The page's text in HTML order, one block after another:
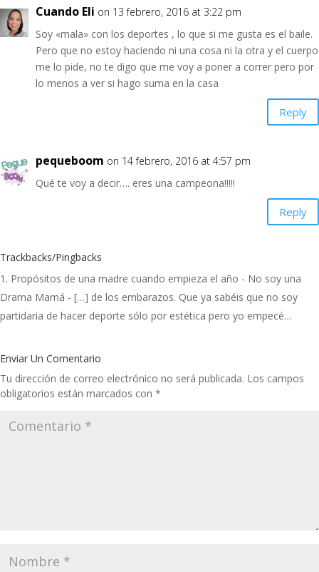
Cuando Eli on 13 febrero, 2016 at 3:22 pm
Soy «mala» con los deportes , lo que si me gusta es el baile.
Pero que no estoy haciendo ni una cosa ni la otra y el cuerpo
me lo pide, no te digo que me voy a poner a correr pero por
lo menos a ver si hago suma en la casa
Reply
pequeboom on 14 febrero, 2016 at 4:57 pm
Qué te voy a decir…. eres una campeona!!!!!
Reply
Trackbacks/Pingbacks
Propósitos de una madre cuando empieza el año - No soy una
Drama Mamá - […] de los embarazos. Que ya sabéis que no soy
partidaria de hacer deporte sólo por estética pero yo empecé…
Enviar Un Comentario
Tu dirección de correo electrónico no será publicada. Los campos
obligatorios están marcados con *